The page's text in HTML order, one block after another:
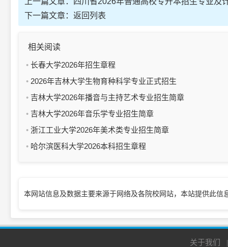
下一篇文章： 返回列表
相关阅读
长春大学2026年招生章程
2026年吉林大学生物育种科学专业正式招生
吉林大学2026年播音与主持艺术专业招生简章
吉林大学2026年音乐学专业招生简章
浙江工业大学2026年美术类专业招生简章
哈尔滨医科大学2026本科招生章程
本网站信息及数据主要来源于网络及各院校网站，本站提供此
关于我们